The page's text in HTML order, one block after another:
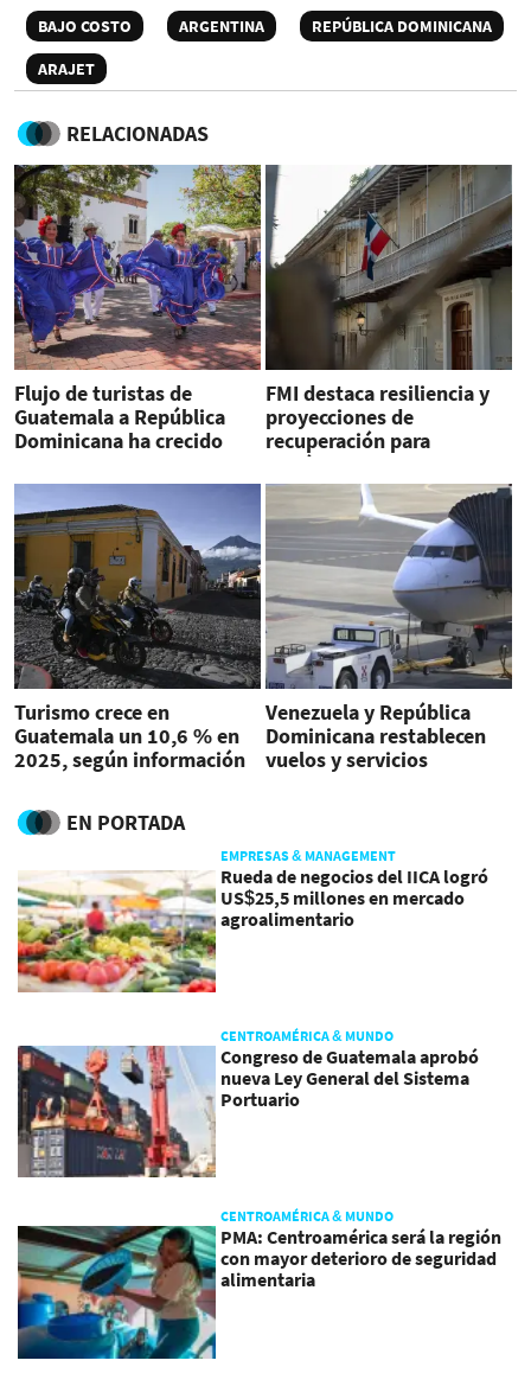
BAJO COSTO
ARGENTINA
REPÚBLICA DOMINICANA
ARAJET
RELACIONADAS
Flujo de turistas de
Guatemala a República
Dominicana ha crecido
FMI destaca resiliencia y
proyecciones de
recuperación para
República Dominicana
Turismo crece en
Guatemala un 10,6 % en
2025, según información
Venezuela y República
Dominicana restablecen
vuelos y servicios
EN PORTADA
EMPRESAS & MANAGEMENT
Rueda de negocios del IICA logró
US$25,5 millones en mercado
agroalimentario
CENTROAMÉRICA & MUNDO
Congreso de Guatemala aprobó
nueva Ley General del Sistema
Portuario
CENTROAMÉRICA & MUNDO
PMA: Centroamérica será la región
con mayor deterioro de seguridad
alimentaria